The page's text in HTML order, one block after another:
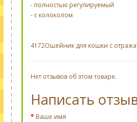
- полностью регулируемый
- с колоколом
4172Ошейник для кошки с
Нет отзывов об этом товаре.
Написать
Ваше имя